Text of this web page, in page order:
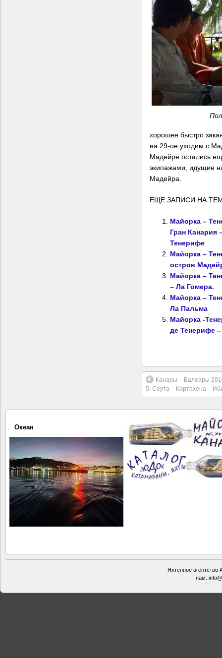
хорошее быстро
на 29-ое уходим с
Мадейре остались
экипажами, идущие
Мадейра.
ЕЩЕ ЗАПИСИ НА
Майорка –
Гран Канария
Тенерифе
Майорка –
остров
Майорка –
– Ла Гомера.
Майорка –
Ла Пальма
Майорка -
де Тенерифе
Канары – Балеары
5: Сеута – Картахена –
Океан
Яхтенное
нам: